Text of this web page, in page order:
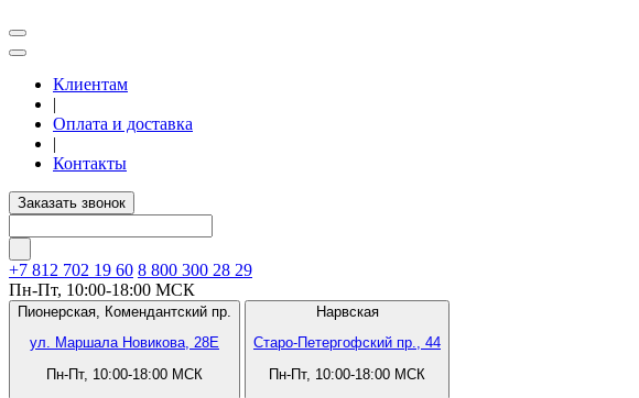
Клиентам
|
Оплата и доставка
|
Контакты
Заказать звонок
+7 812 702 19 60 8 800 300 28 29
Пн-Пт, 10:00-18:00 МСК
Пионерская, Комендантский пр.
ул. Маршала Новикова, 28Е
Пн-Пт, 10:00-18:00 МСК
Нарвская
Старо-Петергофский пр., 44
Пн-Пт, 10:00-18:00 МСК